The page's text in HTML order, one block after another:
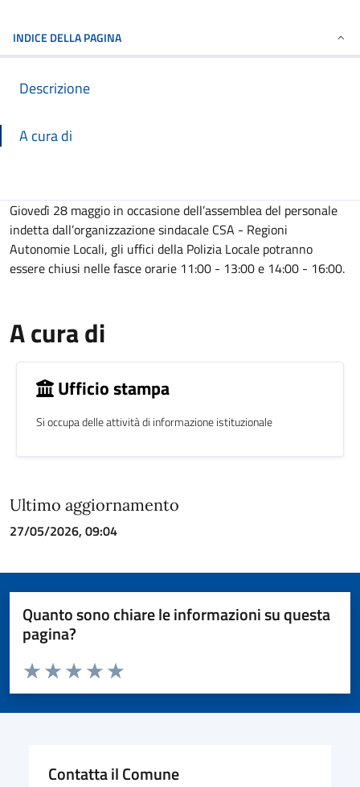
INDICE DELLA PAGINA
Descrizione
A cura di
Descrizione
Giovedì 28 maggio in occasione dell’assemblea del personale
indetta dall’organizzazione sindacale CSA - Regioni
Autonomie Locali, gli uffici della Polizia Locale potranno
essere chiusi nelle fasce orarie 11:00 - 13:00 e 14:00 - 16:00.
A cura di
Ufficio stampa
Si occupa delle attività di informazione istituzionale
Ultimo aggiornamento
27/05/2026, 09:04
Quanto sono chiare le informazioni su questa
pagina?
Valuta da 1 a 5 stelle la pagina
Valuta 5 stelle su 5
Valuta 4 stelle su 5
Valuta 3 stelle su 5
Valuta 2 stelle su 5
Valuta 1 stelle su 5
Contatta il Comune